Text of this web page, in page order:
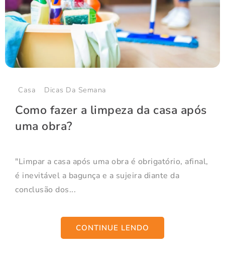
Casa Dicas Da Semana
Como fazer a limpeza da casa após
uma obra?
"Limpar a casa após uma obra é obrigatório, afinal,
é inevitável a bagunça e a sujeira diante da
conclusão dos...
CONTINUE LENDO